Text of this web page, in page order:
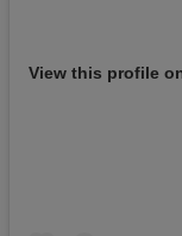
View this profile